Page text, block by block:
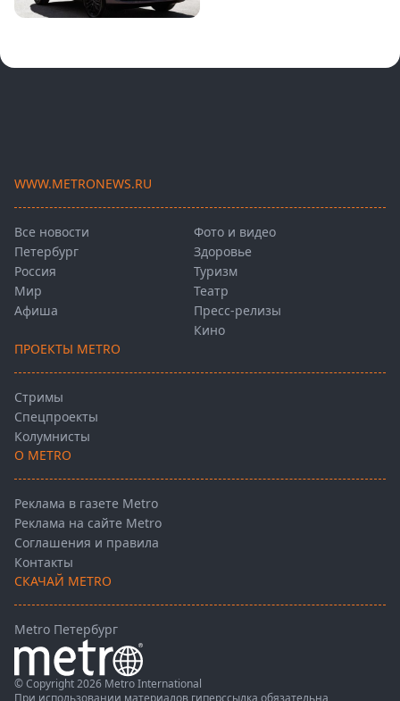
WWW.METRONEWS.RU
Все новости
Петербург
Россия
Мир
Афиша
Фото и видео
Здоровье
Туризм
Театр
Пресс-релизы
Кино
ПРОЕКТЫ METRO
Стримы
Спецпроекты
Колумнисты
О METRO
Реклама в газете Metro
Реклама на сайте Metro
Соглашения и правила
Контакты
СКАЧАЙ METRO
Metro Петербург
© Copyright 2026 Metro International
При использовании материалов гиперссылка обязательна